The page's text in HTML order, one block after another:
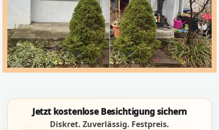
Jetzt kostenlose Besichtigung sichern
Diskret. Zuverlässig. Festpreis.